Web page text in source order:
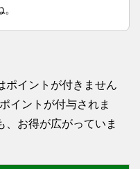
ポイントが付きません
イントが付与されま
、お得が広がっていま